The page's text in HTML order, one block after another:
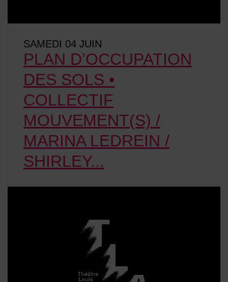
PLAN D’OCCUPATION
DES SOLS •
COLLECTIF
MOUVEMENT(S) /
MARINA LEDREIN /
SHIRLEY...
SAMEDI 04 JUIN